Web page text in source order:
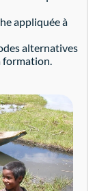
appliquée à
alternatives
formation.